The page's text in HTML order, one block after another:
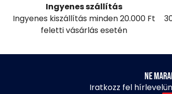
Ingyenes szállítás
Ingyenes kiszállítás minden 20.000 Ft
feletti vásárlás esetén
Ne
Iratkozz fel